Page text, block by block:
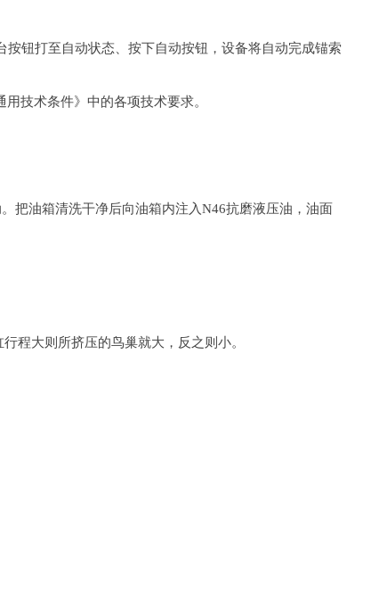
钮打至自动状态、按下自动按钮，设备将自动完成锚索
技术条件》中的各项技术要求。
把油箱清洗干净后向油箱内注入N46抗磨液压油，油面
程大则所挤压的鸟巢就大，反之则小。